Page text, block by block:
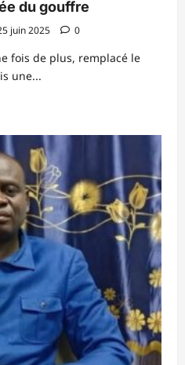
du gouffre
juin 2025 0
fois de plus, remplacé le
une...